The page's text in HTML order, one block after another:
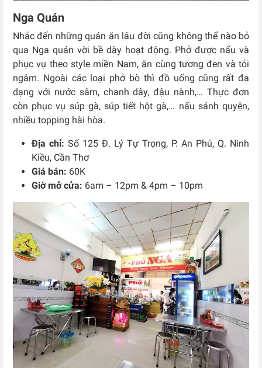
Nga Quán
Nhắc đến những quán ăn lâu đời cũng không thể nào bỏ
qua Nga quán vời bề dày hoạt động. Phở được nấu và
phục vụ theo style miền Nam, ăn cùng tương đen và tỏi
ngâm. Ngoài các loại phở bò thì đồ uống cũng rất đa
dạng với nước sâm, chanh dây, đậu nành,… Thực đơn
còn phục vụ súp gà, súp tiết hột gà,… nấu sánh quyện,
nhiều topping hài hòa.
Địa chỉ: Số 125 Đ. Lý Tự Trọng, P. An Phú, Q. Ninh
Kiều, Cần Thơ
Giá bán: 60K
Giờ mở cửa: 6am – 12pm & 4pm – 10pm